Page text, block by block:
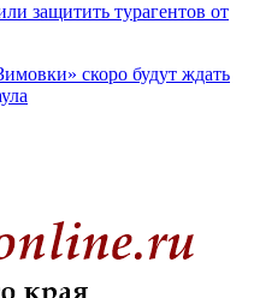
защитить турагентов от
скоро будут ждать